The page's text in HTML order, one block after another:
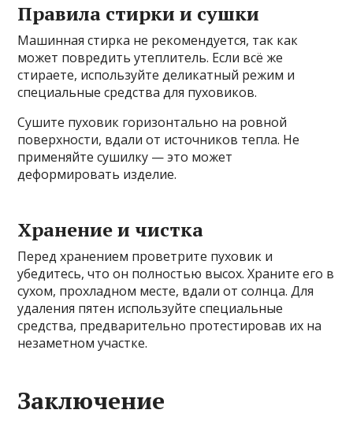
Правила стирки и сушки
Машинная стирка не рекомендуется, так как
может повредить утеплитель. Если всё же
стираете, используйте деликатный режим и
специальные средства для пуховиков.
Сушите пуховик горизонтально на ровной
поверхности, вдали от источников тепла. Не
применяйте сушилку — это может
деформировать изделие.
Хранение и чистка
Перед хранением проветрите пуховик и
убедитесь, что он полностью высох. Храните его в
сухом, прохладном месте, вдали от солнца. Для
удаления пятен используйте специальные
средства, предварительно протестировав их на
незаметном участке.
Заключение